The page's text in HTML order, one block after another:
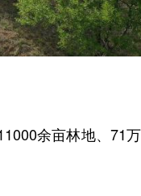
余亩林地、71